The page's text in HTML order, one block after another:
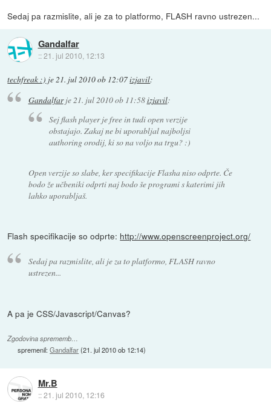
Sedaj pa razmislite, ali je za to platformo, FLASH ravno ustrezen...
Gandalfar
::21. jul 2010, 12:13
techfreak :) je21. jul 2010 ob 12:07izjavil:
Gandalfarje 21. jul 2010 ob 11:58izjavil:
Sej flash player je free in tudi open verzije
obstajajo. Zakaj ne bi uporabljal najboljsi
authoring orodij, ki so na voljo na trgu? :)
Open verzije so slabe, ker specifikacije Flasha niso odprte. Če
bodo že učbeniki odprti naj bodo še programi s katerimi jih
lahko uporabljaš.
Flash specifikacije so odprte: http://www.openscreenproject.org/
Sedaj pa razmislite, ali je za to platformo, FLASH ravno
ustrezen...
A pa je CSS/Javascript/Canvas?
Zgodovina sprememb…
spremenil:Gandalfar(21. jul 2010 ob 12:14)
Mr.B
::21. jul 2010, 12:16